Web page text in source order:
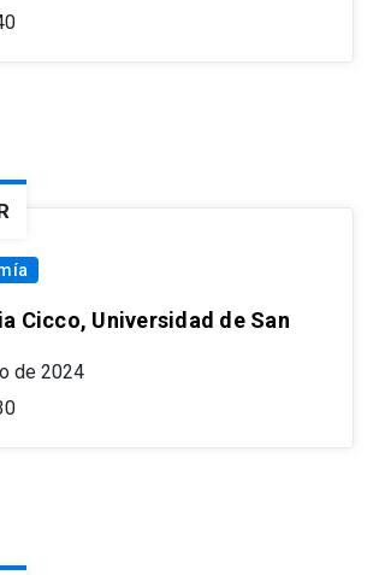
Cicco, Universidad de San
de 2024